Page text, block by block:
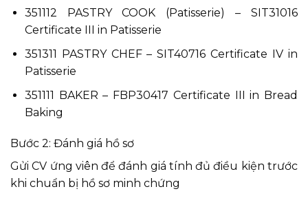
351112 PASTRY COOK (Patisserie) – SIT31016
Certificate III in Patisserie
351311 PASTRY CHEF – SIT40716 Certificate IV in
Patisserie
351111 BAKER – FBP30417 Certificate III in Bread
Baking
Bước 2: Đánh giá hồ sơ
Gửi CV ứng viên để đánh giá tính đủ điều kiện trước
khi chuẩn bị hồ sơ minh chứng